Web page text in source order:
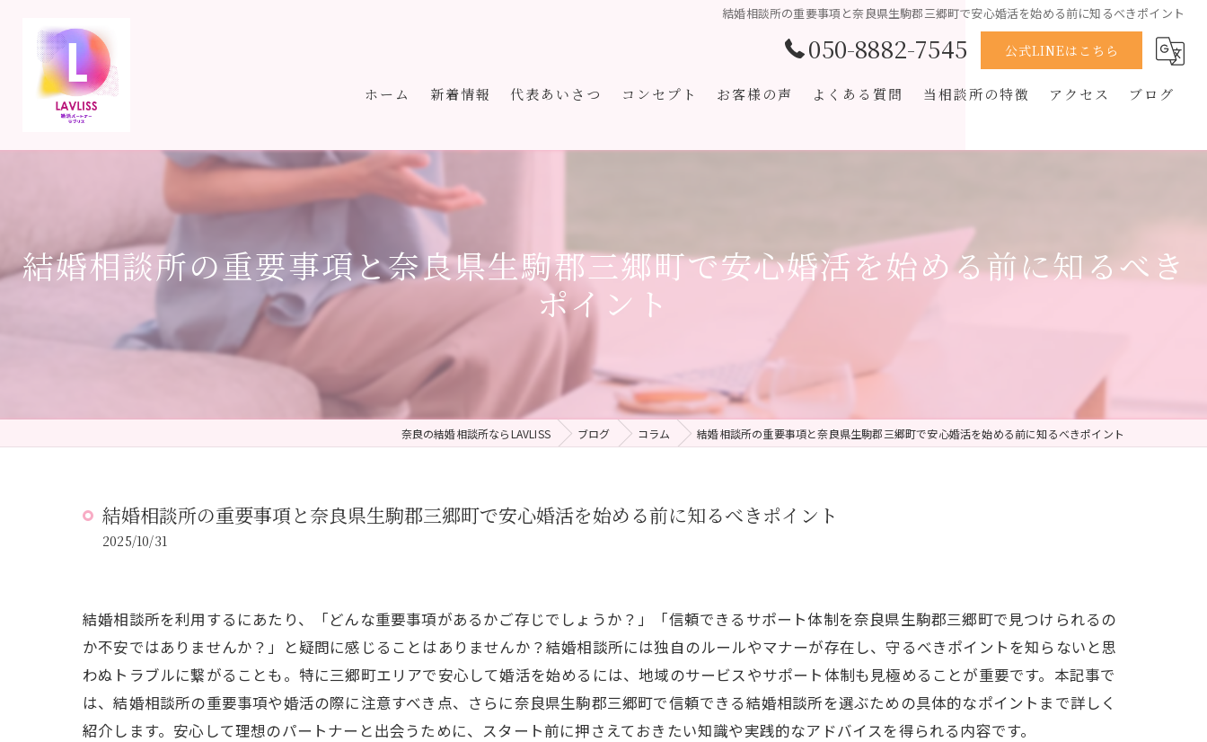
結婚相談所の重要事項と奈良県生駒郡三郷町で安心婚活を始める前に知るべきポイント
050-8882-7545 公式LINEはこちら
ホーム 新着情報 代表あいさつ コンセプト お客様の声 よくある質問 当相談所の特徴
男性
オンライン
再婚
アクセス ブログ
コラム
結婚相談所の重要事項と奈良県生駒郡三郷町で安心婚活を始める前に知るべき
ポイント
奈良の結婚相談所ならLAVLISS ブログ コラム 結婚相談所の重要事項と奈良県生駒郡三郷町で安心婚活を始める前に知るべきポイント
結婚相談所の重要事項と奈良県生駒郡三郷町で安心婚活を始める前に知るべきポイント
2025/10/31
結婚相談所を利用するにあたり、「どんな重要事項があるかご存じでしょうか？」「信頼できるサポート体制を奈良県生駒郡三郷町で見つけられるの
か不安ではありませんか？」と疑問に感じることはありませんか？結婚相談所には独自のルールやマナーが存在し、守るべきポイントを知らないと思
わぬトラブルに繋がることも。特に三郷町エリアで安心して婚活を始めるには、地域のサービスやサポート体制も見極めることが重要です。本記事で
は、結婚相談所の重要事項や婚活の際に注意すべき点、さらに奈良県生駒郡三郷町で信頼できる結婚相談所を選ぶための具体的なポイントまで詳しく
紹介します。安心して理想のパートナーと出会うために、スタート前に押さえておきたい知識や実践的なアドバイスを得られる内容です。